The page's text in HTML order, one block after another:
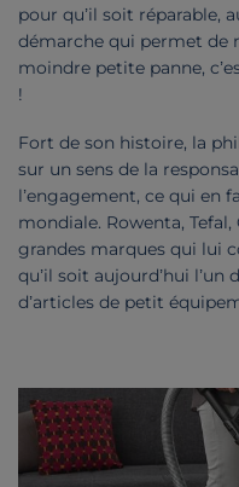
pour qu’il soit réparable,
démarche qui permet de
moindre petite panne,
!
Fort de son histoire, la
sur un sens de la
l’engagement, ce qui en
mondiale. Rowenta,
grandes marques qui lui
qu’il soit aujourd’hui
d’articles de petit